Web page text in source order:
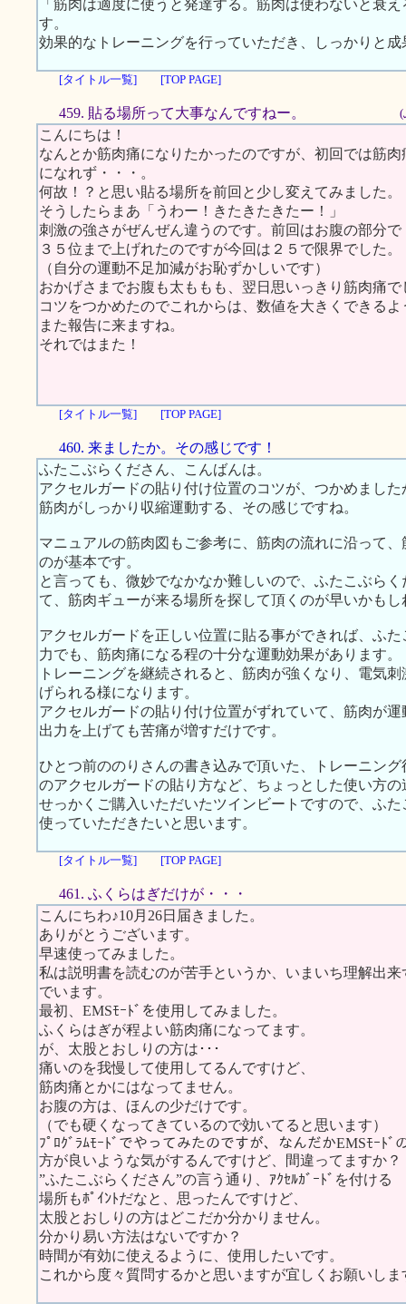
「筋肉は適度に使うと発達する。筋肉は使わないと衰
す。
効果的なトレーニングを行っていただき、しっかりと
[タイトル一覧] [TOP PAGE]
459. 貼る場所って大事なんですねー。 (
こんにちは！
なんとか筋肉痛になりたかったのですが、初回では筋肉
になれず・・・。
何故！？と思い貼る場所を前回と少し変えてみました。
そうしたらまあ「うわー！きたきたきたー！」
刺激の強さがぜんぜん違うのです。前回はお腹の部分で
３５位まで上げれたのですが今回は２５で限界でした。
（自分の運動不足加減がお恥ずかしいです）
おかげさまでお腹も太ももも、翌日思いっきり筋肉痛で
コツをつかめたのでこれからは、数値を大きくできる
また報告に来ますね。
それではまた！
[タイトル一覧] [TOP PAGE]
460. 来ましたか。その感じです！
ふたこぶらくださん、こんばんは。
アクセルガードの貼り付け位置のコツが、つかめまし
筋肉がしっかり収縮運動する、その感じですね。
マニュアルの筋肉図もご参考に、筋肉の流れに沿って
のが基本です。
と言っても、微妙でなかなか難しいので、ふたこぶら
て、筋肉ギューが来る場所を探して頂くのが早いかもし
アクセルガードを正しい位置に貼る事ができれば、ふ
力でも、筋肉痛になる程の十分な運動効果があります。
トレーニングを継続されると、筋肉が強くなり、電気
げられる様になります。
アクセルガードの貼り付け位置がずれていて、筋肉が
出力を上げても苦痛が増すだけです。
ひとつ前ののりさんの書き込みで頂いた、トレーニン
のアクセルガードの貼り方など、ちょっとした使い方
せっかくご購入いただいたツインビートですので、ふ
使っていただきたいと思います。
[タイトル一覧] [TOP PAGE]
461. ふくらはぎだけが・・・
こんにちわ♪10月26日届きました。
ありがとうございます。
早速使ってみました。
私は説明書を読むのが苦手というか、いまいち理解出来
でいます。
最初、EMSﾓｰﾄﾞを使用してみました。
ふくらはぎが程よい筋肉痛になってます。
が、太股とおしりの方は･･･
痛いのを我慢して使用してるんですけど、
筋肉痛とかにはなってません。
お腹の方は、ほんの少だけです。
（でも硬くなってきているので効いてると思います）
ﾌﾟﾛｸﾞﾗﾑﾓｰﾄﾞでやってみたのですが、なんだかEMSﾓｰﾄﾞ
方が良いような気がするんですけど、間違ってますか？
”ふたこぶらくださん”の言う通り、ｱｸｾﾙｶﾞｰﾄﾞを付ける
場所もﾎﾟｲﾝﾄだなと、思ったんですけど、
太股とおしりの方はどこだか分かりません。
分かり易い方法はないですか？
時間が有効に使えるように、使用したいです。
これから度々質問するかと思いますが宜しくお願いしま